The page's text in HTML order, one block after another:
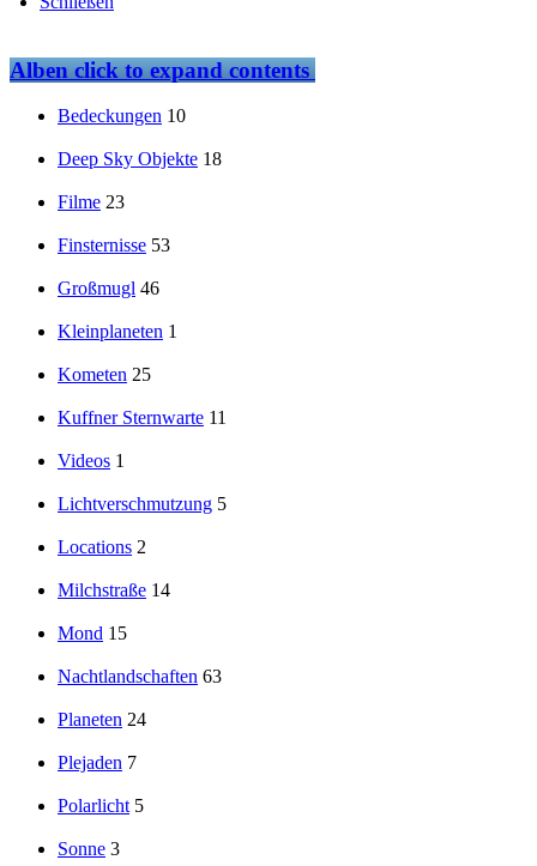
Albenclick to expand contents
Bedeckungen 10
Deep Sky Objekte 18
Filme 23
Finsternisse 53
Großmugl 46
Kleinplaneten 1
Kometen 25
Kuffner Sternwarte 11
Videos 1
Lichtverschmutzung 5
Locations 2
Milchstraße 14
Mond 15
Nachtlandschaften 63
Planeten 24
Plejaden 7
Polarlicht 5
Sonne 3